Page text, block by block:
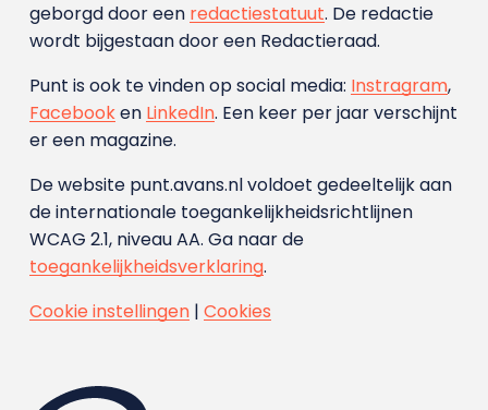
geborgd door een redactiestatuut. De redactie
wordt bijgestaan door een Redactieraad.
Punt is ook te vinden op social media: Instragram,
Facebooken LinkedIn. Een keer per jaar verschijnt
er een magazine.
De website punt.avans.nl voldoet gedeeltelijk aan
de internationale toegankelijkheidsrichtlijnen
WCAG 2.1, niveau AA. Ga naar de
toegankelijkheidsverklaring.
Cookie instellingen| Cookies